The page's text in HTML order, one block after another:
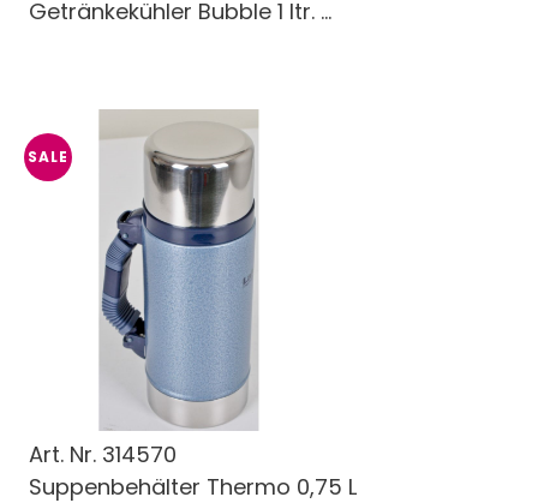
Getränkekühler Bubble 1 ltr. ...
SALE
Art. Nr. 314570
Suppenbehälter Thermo 0,75 L